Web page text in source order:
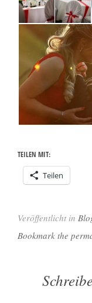
TEILEN MIT:
Teilen
Veröffentlicht in
Bookmark the